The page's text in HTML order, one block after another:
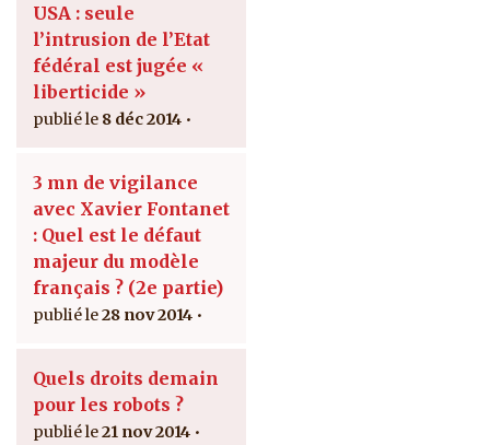
USA : seule
l’intrusion de l’Etat
fédéral est jugée «
liberticide »
8 déc 2014
3 mn de vigilance
avec Xavier Fontanet
: Quel est le défaut
majeur du modèle
français ? (2e partie)
28 nov 2014
Quels droits demain
pour les robots ?
21 nov 2014